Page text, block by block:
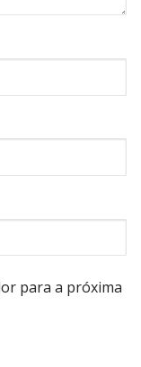
para a próxima